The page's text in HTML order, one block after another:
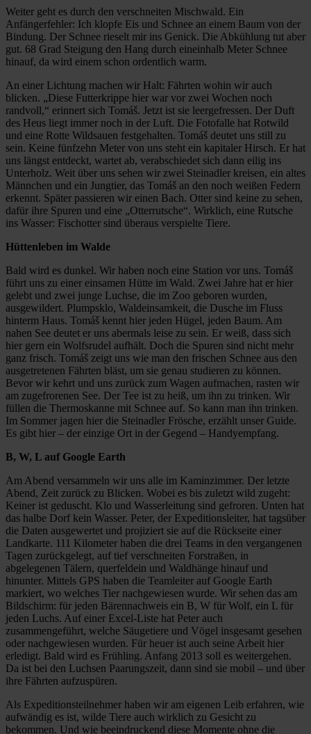
Weiter geht es durch den verschneiten Mischwald. Ein
Anfängerfehler: Ich klopfe Eis und Schnee an einem Baum von der
Bindung. Der Schnee rieselt mir ins Genick. Die Abkühlung tut aber
gut. 68 Grad Steigung den Hang durch eineinhalb Meter Schnee
hinauf, da wird einem schon ordentlich warm.
An einer Lichtung machen wir Halt: Fährten wohin wir auch
blicken. „Diese Futterkrippe hier war vor zwei Wochen noch
randvoll,“ erinnert sich Tomáš. Jetzt ist sie leergefressen. Der Duft
des Heus liegt immer noch in der Luft. Die Fotofalle hat Rotwild
und eine Rotte Wildsauen festgehalten. Tomáš deutet uns still zu
sein. Keine fünfzehn Meter von uns steht ein kapitaler Hirsch. Er hat
uns längst entdeckt, wartet ab, verabschiedet sich dann eilig ins
Unterholz. Weit über uns sehen wir zwei Steinadler kreisen, ein altes
Männchen und ein Jungtier, das Tomáš an den noch weißen Federn
erkennt. Später passieren wir einen Bach. Otter sind keine zu sehen,
dafür ihre Spuren und eine „Otterrutsche“. Wirklich, eine Rutsche
ins Wasser: Fischotter sind überaus verspielte Tiere.
Hüttenleben im Walde
Bald wird es dunkel. Wir haben noch eine Station vor uns. Tomáš
führt uns zu einer einsamen Hütte im Wald. Zwei Jahre hat er hier
gelebt und zwei junge Luchse, die im Zoo geboren wurden,
ausgewildert. Plumpsklo, Waldeinsamkeit, die Dusche im Fluss
hinterm Haus. Tomáš kennt hier jeden Hügel, jeden Baum. Am
nahen See deutet er uns abermals leise zu sein. Er weiß, dass sich
hier gern ein Wolfsrudel aufhält. Doch die Spuren sind nicht mehr
ganz frisch. Tomáš zeigt uns wie man den frischen Schnee aus den
ausgetretenen Fährten bläst, um sie genau studieren zu können.
Bevor wir kehrt und uns zurück zum Wagen aufmachen, rasten wir
am zugefrorenen See. Der Tee ist zu heiß, um ihn zu trinken. Wir
füllen die Thermoskanne mit Schnee auf. So kann man ihn trinken.
Im Sommer jagen hier die Steinadler Frösche, erzählt unser Guide.
Es gibt hier – der einzige Ort in der Gegend – Handyempfang.
B, W, L auf Google Earth
Am Abend versammeln wir uns alle im Kaminzimmer. Der letzte
Abend, Zeit zurück zu Blicken. Wobei es bis zuletzt wild zugeht:
Keiner ist geduscht. Klo und Wasserleitung sind gefroren. Unten hat
das halbe Dorf kein Wasser. Peter, der Expeditionsleiter, hat tagsüber
die Daten ausgewertet und projiziert sie auf die Rückseite einer
Landkarte. 111 Kilometer haben die drei Teams in den vergangenen
Tagen zurückgelegt, auf tief verschneiten Forstraßen, in
abgelegenen Tälern, querfeldein und Waldhänge hinauf und
hinunter. Mittels GPS haben die Teamleiter auf Google Earth
markiert, wo welches Tier nachgewiesen wurde. Wir sehen das am
Bildschirm: für jeden Bärennachweis ein B, W für Wolf, ein L für
jeden Luchs. Auf einer Excel-Liste hat Peter auch
zusammengeführt, welche Säugetiere und Vögel insgesamt gesehen
oder nachgewiesen wurden. Für heuer ist auch seine Arbeit hier
erledigt. Bald wird es Frühling. Anfang 2013 soll es weitergehen.
Da ist bei den Luchsen Paarungszeit, dann sind sie mobil – und über
ihre Fährten aufzuspüren.
Als Expeditionsteilnehmer haben wir am eigenen Leib erfahren, wie
aufwändig es ist, wilde Tiere auch wirklich zu Gesicht zu
bekommen. Und wie beeindruckend diese Momente ohne die